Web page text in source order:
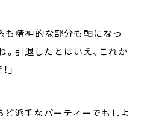
係も精神的な部分も軸になっ
引退したとはいえ、これか
」
ど派手なパーティーでもしよ